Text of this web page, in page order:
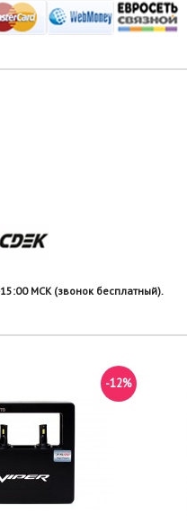
МСК (звонок бесплатный).
-12%